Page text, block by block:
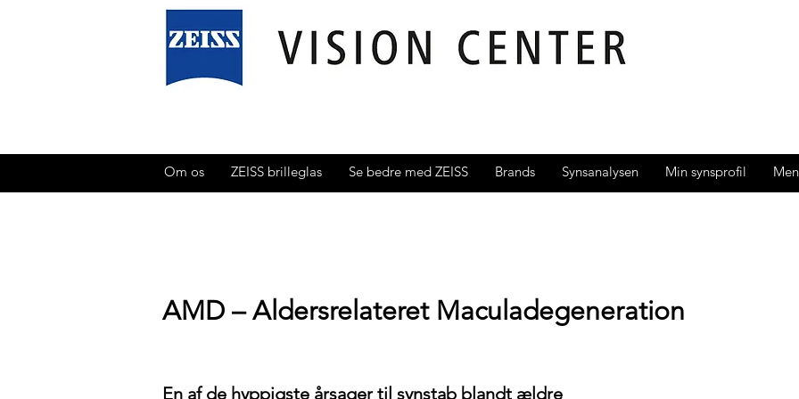
Om os ZEISS brilleglas Se bedre med ZEISS Brands Synsanalysen Min synsprofil
AMD – Aldersrelateret Maculadegeneration
En af de hyppigste årsager til synstab blandt ældre